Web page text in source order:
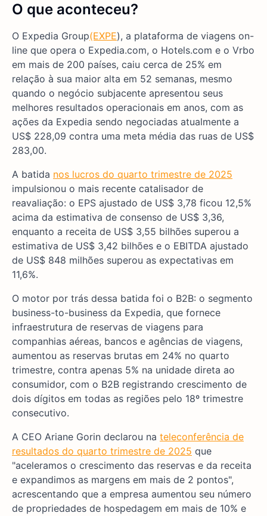
O que aconteceu?
O Expedia Group(EXPE), a plataforma de viagens on-
line que opera o Expedia.com, o Hotels.com e o Vrbo
em mais de 200 países, caiu cerca de 25% em
relação à sua maior alta em 52 semanas, mesmo
quando o negócio subjacente apresentou seus
melhores resultados operacionais em anos, com as
ações da Expedia sendo negociadas atualmente a
US$ 228,09 contra uma meta média das ruas de US$
283,00.
A batida nos lucros do quarto trimestre de 2025
impulsionou o mais recente catalisador de
reavaliação: o EPS ajustado de US$ 3,78 ficou 12,5%
acima da estimativa de consenso de US$ 3,36,
enquanto a receita de US$ 3,55 bilhões superou a
estimativa de US$ 3,42 bilhões e o EBITDA ajustado
de US$ 848 milhões superou as expectativas em
11,6%.
O motor por trás dessa batida foi o B2B: o segmento
business-to-business da Expedia, que fornece
infraestrutura de reservas de viagens para
companhias aéreas, bancos e agências de viagens,
aumentou as reservas brutas em 24% no quarto
trimestre, contra apenas 5% na unidade direta ao
consumidor, com o B2B registrando crescimento de
dois dígitos em todas as regiões pelo 18º trimestre
consecutivo.
A CEO Ariane Gorin declarou na teleconferência de
resultados do quarto trimestre de 2025 que
"aceleramos o crescimento das reservas e da receita
e expandimos as margens em mais de 2 pontos",
acrescentando que a empresa aumentou seu número
de propriedades de hospedagem em mais de 10% e